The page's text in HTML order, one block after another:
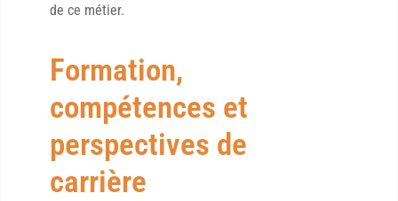
de ce métier.
Formation,
compétences et
perspectives de
carrière